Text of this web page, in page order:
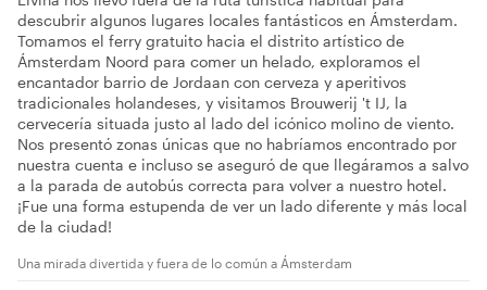
descubrir algunos lugares locales fantásticos en Ámsterdam.
Tomamos el ferry gratuito hacia el distrito artístico de
Ámsterdam Noord para comer un helado, exploramos el
encantador barrio de Jordaan con cerveza y aperitivos
tradicionales holandeses, y visitamos Brouwerij 't IJ, la
cervecería situada justo al lado del icónico molino de viento.
Nos presentó zonas únicas que no habríamos encontrado por
nuestra cuenta e incluso se aseguró de que llegáramos a salvo
a la parada de autobús correcta para volver a nuestro hotel.
¡Fue una forma estupenda de ver un lado diferente y más local
de la ciudad!
Una mirada divertida y fuera de lo común a Ámsterdam